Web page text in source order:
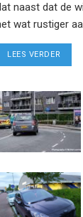
naast dat de
wat rustiger
LEES VERDER